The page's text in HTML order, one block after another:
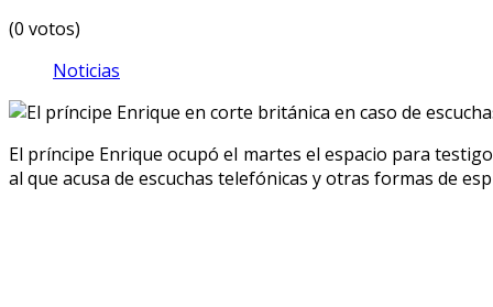
(0 votos)
Noticias
El príncipe Enrique ocupó el martes el espacio para
al que acusa de escuchas telefónicas y otras formas de